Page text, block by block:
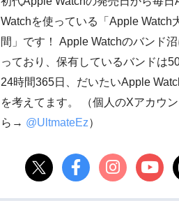
Watchを使っている「Apple Watch
間」です！ Apple Watchのバンド
っており、保有しているバンドは
24時間365日、だいたいApple
を考えてます。 （個人のXアカウ
ら→ @UltmateEz）